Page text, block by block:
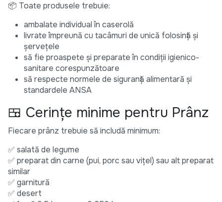
📦 Toate produsele trebuie:
ambalate individual în caserolă
livrate împreună cu tacâmuri de unică folosință și
șervețele
să fie proaspete și preparate în condiții igienico-
sanitare corespunzătoare
să respecte normele de siguranță alimentară și
standardele ANSA
🍱 Cerințe minime pentru Prânz
Fiecare prânz trebuie să includă minimum:
✅ salată de legume
✅ preparat din carne (pui, porc sau vițel) sau alt preparat
similar
✅ garnitură
✅ desert